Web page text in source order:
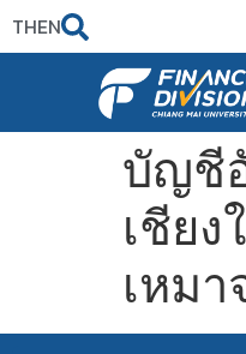
THEN
บัญชี
เชีย
เหม